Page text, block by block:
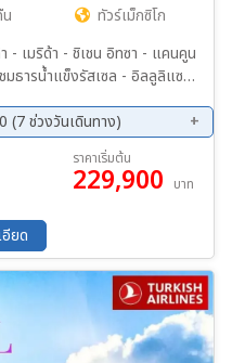
ง
ทัวร์เม็กซิโก
- เมริด้า - ชิเชน อิทซา - แคนคูน
ธารน้ำแข็งรัสเซล - อิลลูลิแซท -
ถ UTV - ฟยอร์ดทาซิอุซ - จุด
หลวง) - กิจกรรมล่องเรือชม
- หมู่บ้านร้างเกอร์นัค
ศษ : เครื่องดื่ม “มาร์การิต้า”
(7 ช่วงวันเดินทาง)
16 ก.ย. 69 - 28 ก.ย. 69
13 ต.ค. 69 - 25 ต.ค. 69
18 พ.ย. 69 - 29 พ.ย. 69
ราคาเริ่มต้น
229,900 บาท
อียด